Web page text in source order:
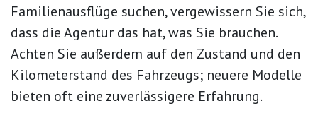
Familienausflüge suchen, vergewissern Sie sich,
dass die Agentur das hat, was Sie brauchen.
Achten Sie außerdem auf den Zustand und den
Kilometerstand des Fahrzeugs; neuere Modelle
bieten oft eine zuverlässigere Erfahrung.